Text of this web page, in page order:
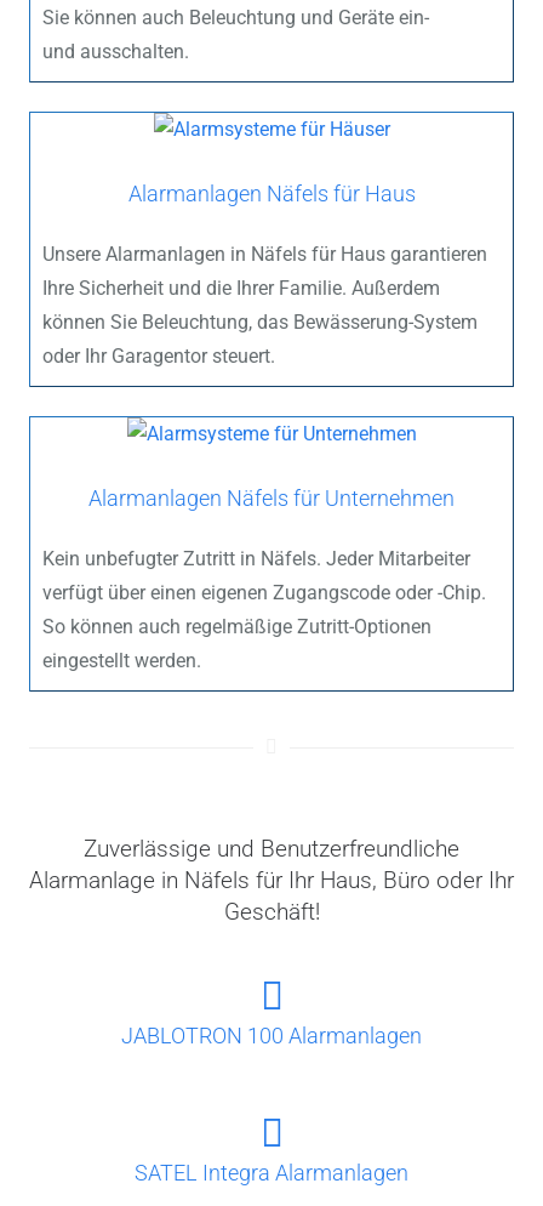
Sie können auch Beleuchtung und Geräte ein-
und ausschalten.
Alarmanlagen Näfels für Haus
Unsere Alarmanlagen in Näfels für Haus garantieren
Ihre Sicherheit und die Ihrer Familie. Außerdem
können Sie Beleuchtung, das Bewässerung-System
oder Ihr Garagentor steuert.
Alarmanlagen Näfels für Unternehmen
Kein unbefugter Zutritt in Näfels. Jeder Mitarbeiter
verfügt über einen eigenen Zugangscode oder -Chip.
So können auch regelmäßige Zutritt-Optionen
eingestellt werden.
Zuverlässige und Benutzerfreundliche
Alarmanlage in Näfels für Ihr Haus, Büro oder Ihr
Geschäft!
JABLOTRON 100 Alarmanlagen
SATEL Integra Alarmanlagen